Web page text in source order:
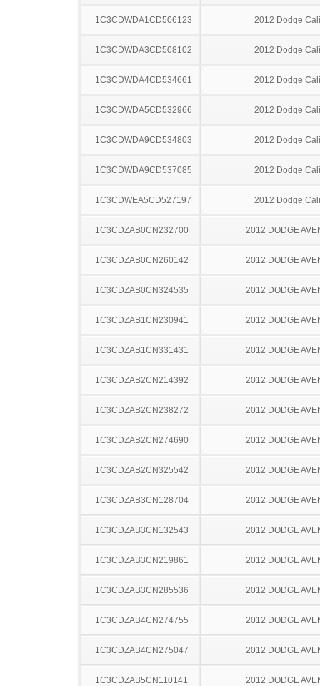
1C3CDWDA1CD506123 2012 Dodge
1C3CDWDA3CD508102 2012 Dodge
1C3CDWDA4CD534661 2012 Dodge
1C3CDWDA5CD532966 2012 Dodge
1C3CDWDA9CD534803 2012 Dodge
1C3CDWDA9CD537085 2012 Dodge
1C3CDWEA5CD527197 2012 Dodge
1C3CDZAB0CN232700 2012 DODGE
1C3CDZAB0CN260142 2012 DODGE
1C3CDZAB0CN324535 2012 DODGE
1C3CDZAB1CN230941 2012 DODGE
1C3CDZAB1CN331431 2012 DODGE
1C3CDZAB2CN214392 2012 DODGE
1C3CDZAB2CN238272 2012 DODGE
1C3CDZAB2CN274690 2012 DODGE
1C3CDZAB2CN325542 2012 DODGE
1C3CDZAB3CN128704 2012 DODGE
1C3CDZAB3CN132543 2012 DODGE
1C3CDZAB3CN219861 2012 DODGE
1C3CDZAB3CN285536 2012 DODGE
1C3CDZAB4CN274755 2012 DODGE
1C3CDZAB4CN275047 2012 DODGE
1C3CDZAB5CN110141 2012 DODGE